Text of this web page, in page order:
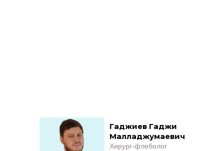
Гаджиев Гаджи
Малладжумаевич
Хирург-флеболог